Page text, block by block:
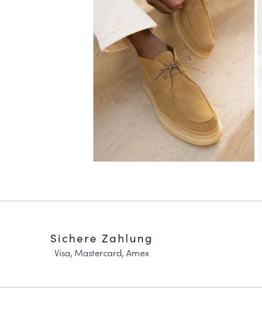
Sichere Zahlung
Visa, Mastercard, Amex